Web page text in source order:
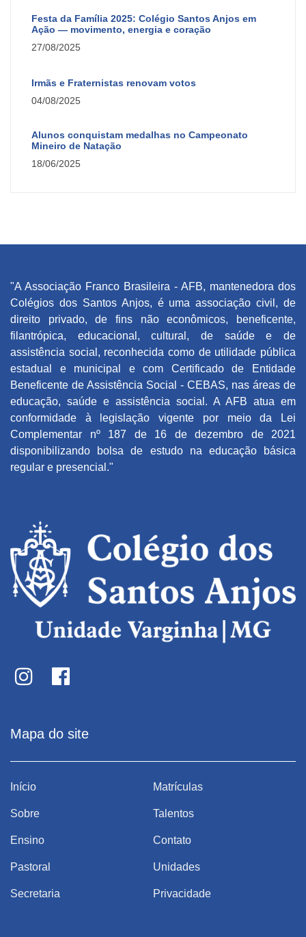
Festa da Família 2025: Colégio Santos Anjos em
Ação — movimento, energia e coração
27/08/2025
Irmãs e Fraternistas renovam votos
04/08/2025
Alunos conquistam medalhas no Campeonato
Mineiro de Natação
18/06/2025
"A Associação Franco Brasileira - AFB, mantenedora dos
Colégios dos Santos Anjos, é uma associação civil, de
direito privado, de fins não econômicos, beneficente,
filantrópica, educacional, cultural, de saúde e de
assistência social, reconhecida como de utilidade pública
estadual e municipal e com Certificado de Entidade
Beneficente de Assistência Social - CEBAS, nas áreas de
educação, saúde e assistência social. A AFB atua em
conformidade à legislação vigente por meio da Lei
Complementar nº 187 de 16 de dezembro de 2021
disponibilizando bolsa de estudo na educação básica
regular e presencial."
Mapa do site
Início
Sobre
Ensino
Pastoral
Secretaria
Matrículas
Talentos
Contato
Unidades
Privacidade